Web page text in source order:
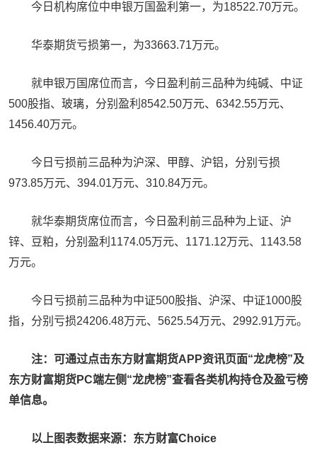
今日机构席位中申银万国盈利第一，为18522.70万元。
华泰期货亏损第一，为33663.71万元。
就申银万国席位而言，今日盈利前三品种为纯碱、中证
500股指、玻璃，分别盈利8542.50万元、6342.55万元、
1456.40万元。
今日亏损前三品种为沪深、甲醇、沪铝，分别亏损
973.85万元、394.01万元、310.84万元。
就华泰期货席位而言，今日盈利前三品种为上证、沪
锌、豆粕，分别盈利1174.05万元、1171.12万元、1143.58
万元。
今日亏损前三品种为中证500股指、沪深、中证1000股
指，分别亏损24206.48万元、5625.54万元、2992.91万元。
注：可通过点击东方财富期货APP资讯页面“龙虎榜”及
东方财富期货PC端左侧“龙虎榜”查看各类机构持仓及盈亏榜
单信息。
以上图表数据来源：东方财富Choice